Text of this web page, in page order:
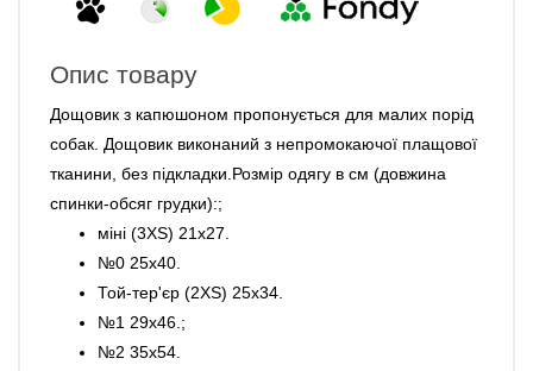
Опис товару
Дощовик з капюшоном пропонується для малих порід
собак. Дощовик виконаний з непромокаючої плащової
тканини, без підкладки.Розмір одягу в см (довжина
спинки-обсяг грудки):;
міні (3XS) 21х27.
№0 25х40.
Той-тер'єр (2XS) 25х34.
№1 29х46.;
№2 35х54.